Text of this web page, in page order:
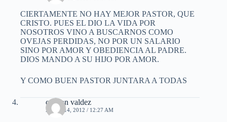
CIERTAMENTE NO HAY MEJOR PASTOR, QUE
CRISTO. PUES EL DIO LA VIDA POR
NOSOTROS VINO A BUSCARNOS COMO
OVEJAS PERDIDAS, NO POR UN SALARIO
SINO POR AMOR Y OBEDIENCIA AL PADRE.
DIOS MANDO A SU HIJO POR AMOR.
Y COMO BUEN PASTOR JUNTARA A TODAS
cristian valdez
ABRIL 14, 2012 / 12:27 AM